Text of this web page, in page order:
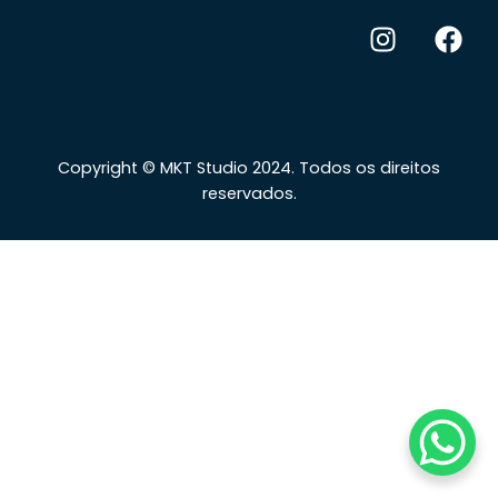
Copyright © MKT Studio 2024. Todos os direitos
reservados.